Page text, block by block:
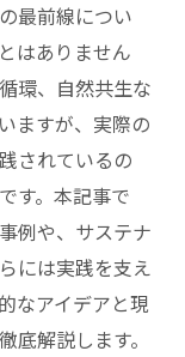
最前線につい
はありません
環、自然共生な
ますが、実際の
されているの
す。本記事で
例や、サステナ
には実践を支え
なアイデアと現
底解説します。